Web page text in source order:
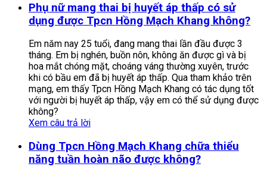
Phụ nữ mang thai bị huyết áp thấp có sử
dụng được Tpcn Hồng Mạch Khang không?
Em năm nay 25 tuổi, đang mang thai lần đầu được 3
tháng. Em bị nghén, buồn nôn, không ăn được gì và bị
hoa mắt chóng mặt, choáng váng thường xuyên, trước
khi có bầu em đã bị huyết áp thấp. Qua tham khảo trên
mạng, em thấy Tpcn Hồng Mạch Khang có tác dụng tốt
với người bị huyết áp thấp, vậy em có thể sử dụng được
không?
Xem câu trả lời
Dùng Tpcn Hồng Mạch Khang chữa thiểu
năng tuần hoàn não được không?